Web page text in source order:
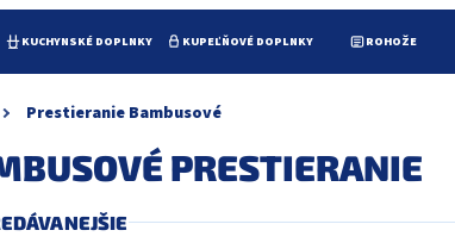
KUCHYNSKÉ DOPLNKY KUPEĽŇOVÉ DOPLNKY ROHOŽE
Prestieranie Bambusové
PRESTIERANIE